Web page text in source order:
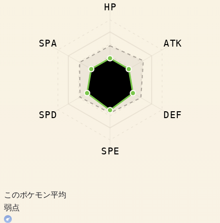
HP
ATK
DEF
SPE
SPD
SPA
このポケモン平均
弱点